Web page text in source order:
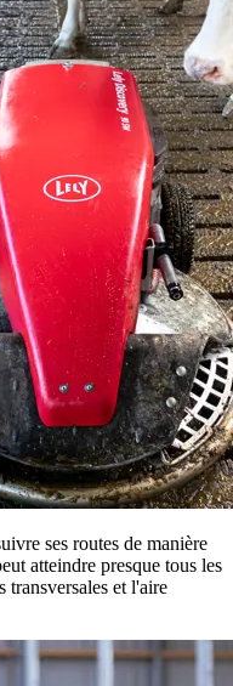
ses routes de manière
atteindre presque tous les
transversales et l'aire